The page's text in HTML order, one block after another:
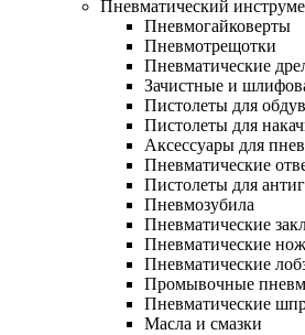
Пневматический
Пневмогайковерты
Пневмотрещотки
Пневматические
Зачистные и
Пистолеты для
Пистолеты для
Аксессуары для
Пневматические
Пистолеты для
Пневмозубила
Пневматические
Пневматические
Пневматические
Промывочные
Пневматические
Масла и смазки